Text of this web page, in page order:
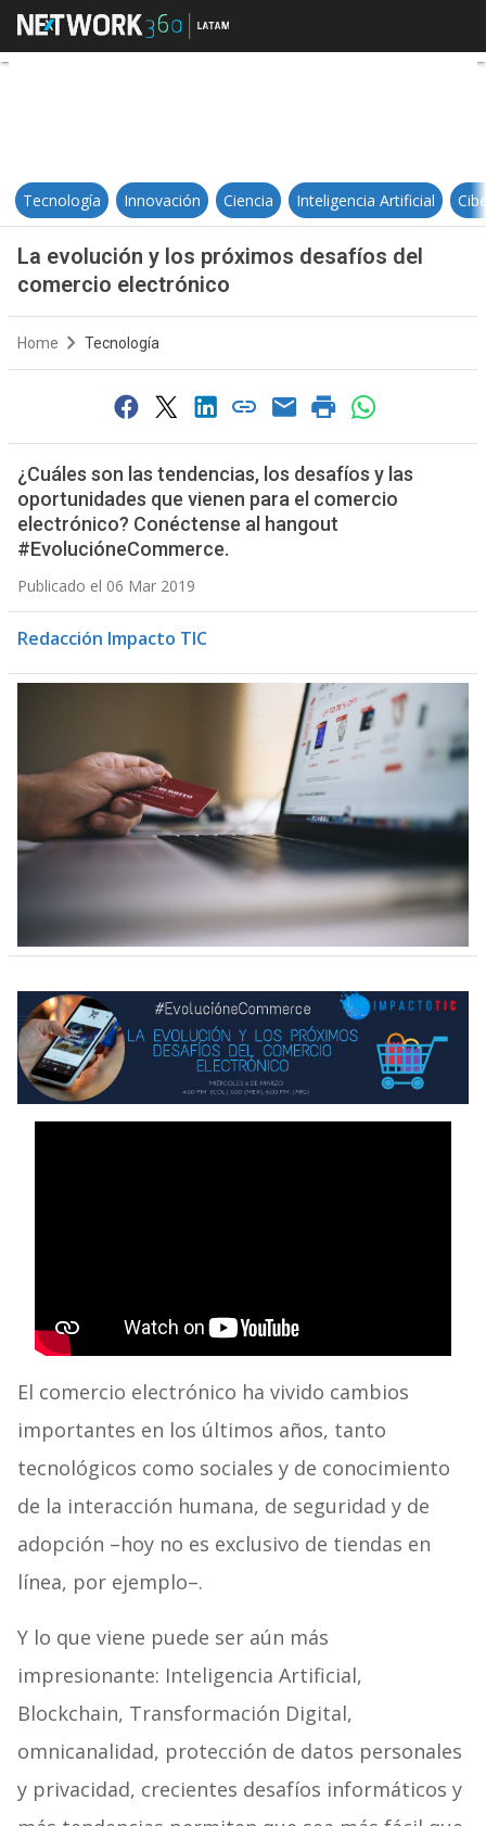
La evolución y los próximos
Tecnología Innovación Ciencia Inteligencia Artificial
La evolución y los próximos desafíos del
comercio electrónico
Home Tecnología
¿Cuáles son las tendencias, los desafíos y las
oportunidades que vienen para el comercio
electrónico? Conéctense al hangout
#EvolucióneCommerce.
Publicado el 06 Mar 2019
Redacción Impacto TIC
El comercio electrónico ha vivido cambios
importantes en los últimos años, tanto
tecnológicos como sociales y de conocimiento
de la interacción humana, de seguridad y de
adopción –hoy no es exclusivo de tiendas en
línea, por ejemplo–.
Y lo que viene puede ser aún más
impresionante: Inteligencia Artificial,
Blockchain, Transformación Digital,
omnicanalidad, protección de datos personales
y privacidad, crecientes desafíos informáticos y